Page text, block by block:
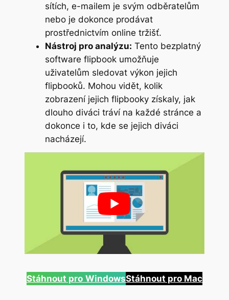
sítích, e-mailem je svým odběratelům
nebo je dokonce prodávat
prostřednictvím online tržišť.
Nástroj pro analýzu: Tento bezplatný
software flipbook umožňuje
uživatelům sledovat výkon jejich
flipbooků. Mohou vidět, kolik
zobrazení jejich flipbooky získaly, jak
dlouho diváci tráví na každé stránce a
dokonce i to, kde se jejich diváci
nacházejí.
Stáhnout pro WindowsStáhnout pro Mac